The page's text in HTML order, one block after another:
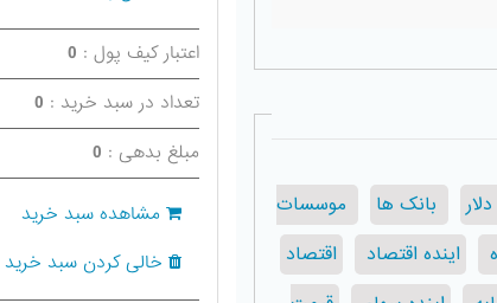
بانک ها
موسسات
اینده اقتصاد
اقتصاد
اعتبار کیف پول : 0
تعداد در سبد خرید : 0
مبلغ بدهی : 0
مشاهده سبد خرید
خالی کردن سبد خرید